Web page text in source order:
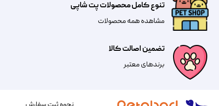
تضمین اصالت کالا
​​برندهای معتبر​​​​​​​
تنوع کامل محصولات پت شاپی
مشاهده همه محصولات